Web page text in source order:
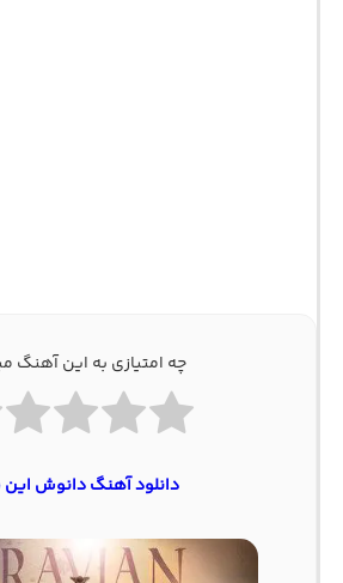
چه امتیازی به این آهنگ
دانلود آهنگ دانوش